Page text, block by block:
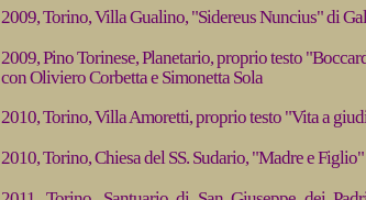
2009, Torino, Villa Gualino, "Sidereus Nuncius" di
2009, Pino Torinese, Planetario, proprio testo
con Oliviero Corbetta e Simonetta Sola
2010, Torino, Villa Amoretti, proprio testo "Vita a
2010, Torino, Chiesa del SS. Sudario, "Madre e